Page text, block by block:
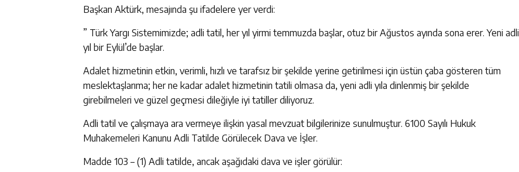
Başkan Aktürk, mesajında şu ifadelere yer verdi:
” Türk Yargı Sistemimizde; adli tatil, her yıl yirmi temmuzda başlar, otuz bir Ağustos ayında sona erer. Yeni adli
yıl bir Eylül’de başlar.
Adalet hizmetinin etkin, verimli, hızlı ve tarafsız bir şekilde yerine getirilmesi için üstün çaba gösteren tüm
meslektaşlarıma; her ne kadar adalet hizmetinin tatili olmasa da, yeni adli yıla dinlenmiş bir şekilde
girebilmeleri ve güzel geçmesi dileğiyle iyi tatiller diliyoruz.
Adli tatil ve çalışmaya ara vermeye ilişkin yasal mevzuat bilgilerinize sunulmuştur. 6100 Sayılı Hukuk
Muhakemeleri Kanunu Adli Tatilde Görülecek Dava ve İşler.
Madde 103 – (1) Adli tatilde, ancak aşağıdaki dava ve işler görülür: